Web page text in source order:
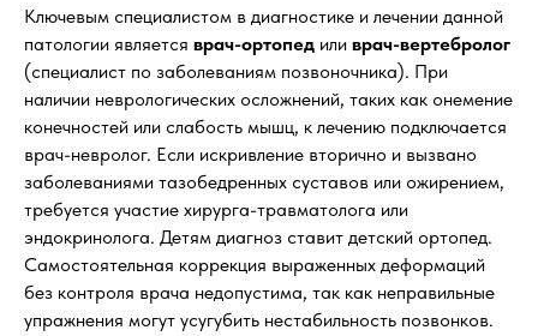
Ключевым специалистом в диагностике и лечении данной
патологии является врач-ортопед или врач-вертебролог
(специалист по заболеваниям позвоночника). При
наличии неврологических осложнений, таких как онемение
конечностей или слабость мышц, к лечению подключается
врач-невролог. Если искривление вторично и вызвано
заболеваниями тазобедренных суставов или ожирением,
требуется участие хирурга-травматолога или
эндокринолога. Детям диагноз ставит детский ортопед.
Самостоятельная коррекция выраженных деформаций
без контроля врача недопустима, так как неправильные
упражнения могут усугубить нестабильность позвонков.